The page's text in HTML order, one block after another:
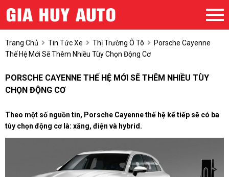
Trang Chủ Tin Tức Xe Thị Trường Ô Tô
Porsche Cayenne
Thế Hệ Mới Sẽ Thêm Nhiều Tùy Chọn Động Cơ
PORSCHE CAYENNE THẾ HỆ MỚI SẼ THÊM NHIỀU TÙY
CHỌN ĐỘNG CƠ
Theo một số nguồn tin, Porsche Cayenne thế hệ kế tiếp sẽ có ba
tùy chọn động cơ là: xăng, điện và hybrid.